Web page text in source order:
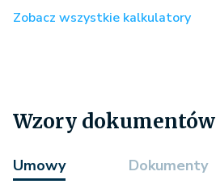
Zobacz wszystkie kalkulatory
Wzory dokumentów
Umowy Dokumenty